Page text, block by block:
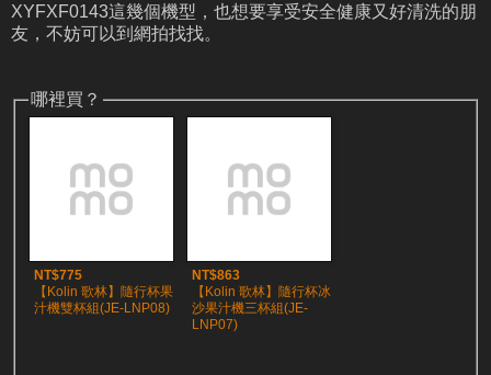
XYFXF0143這幾個機型，也想要享受安全健康又好清洗的朋
友，不妨可以到網拍找找。
哪裡買？
NT$775
【Kolin 歌林】隨行杯果
汁機雙杯組(JE-LNP08)
NT$863
【Kolin 歌林】隨行杯冰
沙果汁機三杯組(JE-
LNP07)